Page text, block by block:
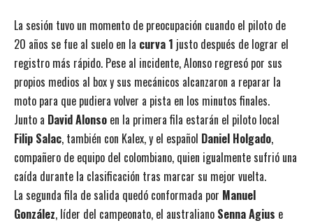
La sesión tuvo un momento de preocupación cuando el piloto de
20 años se fue al suelo en la curva 1 justo después de lograr el
registro más rápido. Pese al incidente, Alonso regresó por sus
propios medios al box y sus mecánicos alcanzaron a reparar la
moto para que pudiera volver a pista en los minutos finales.
Junto a David Alonso en la primera fila estarán el piloto local
Filip Salac, también con Kalex, y el español Daniel Holgado,
compañero de equipo del colombiano, quien igualmente sufrió una
caída durante la clasificación tras marcar su mejor vuelta.
La segunda fila de salida quedó conformada por Manuel
González, líder del campeonato, el australiano Senna Agius e